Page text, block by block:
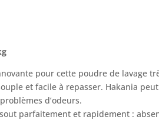
pour cette poudre de lavage
et facile à repasser. Hakania
d’odeurs.
parfaitement et rapidement :